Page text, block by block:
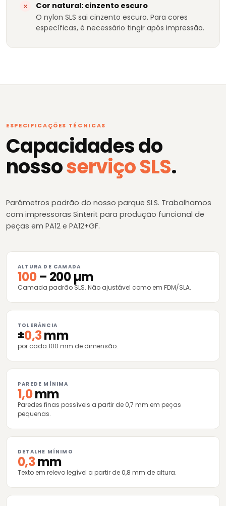
Cor natural: cinzento escuro
O nylon SLS sai cinzento escuro. Para cores
específicas, é necessário tingir após impressão.
ESPECIFICAÇÕES TÉCNICAS
Capacidades do
nossoserviço SLS.
Parâmetros padrão do nosso parque SLS. Trabalhamos
com impressoras Sinterit para produção funcional de
peças em PA12 e PA12+GF.
ALTURA DE CAMADA
100– 200 µm
Camada padrão SLS. Não ajustável como em FDM/SLA.
TOLERÂNCIA
±0,3mm
por cada 100 mm de dimensão.
PAREDE MÍNIMA
1,0mm
Paredes finas possíveis a partir de 0,7 mm em peças
pequenas.
DETALHE MÍNIMO
0,3mm
Texto em relevo legível a partir de 0,8 mm de altura.